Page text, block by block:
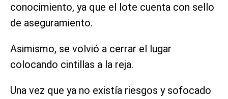
conocimiento, ya que el lote cuenta con sello
de aseguramiento.
Asimismo, se volvió a cerrar el lugar
colocando cintillas a la reja.
Una vez que ya no existía riesgos y sofocado